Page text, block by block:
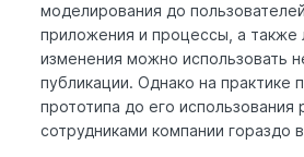
моделирования до
приложения и процессы, а
изменения можно использовать
публикации. Однако на практике
прототипа до его использования
сотрудниками компании гораздо